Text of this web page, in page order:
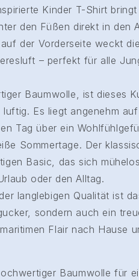
Kinder T-Shirt
den Füßen direkt in den
der Vorderseite weckt
– perfekt für alle
Baumwolle, ist dieses
Es liegt angenehm
Tag über ein
Sommertage. Der
Basic, das sich
oder den Alltag.
langlebigen Qualität ist
sondern auch ein
Flair nach Hause
Baumwolle für